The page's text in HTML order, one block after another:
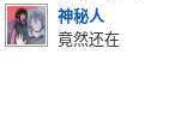
神秘人
竟然还在